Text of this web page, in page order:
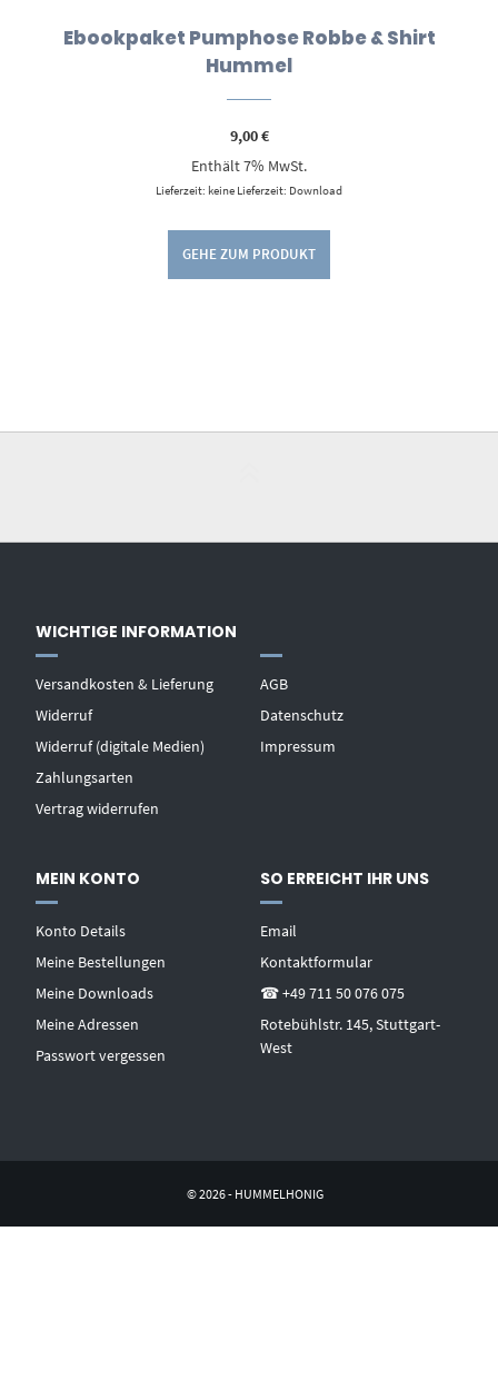
Ebookpaket Pumphose Robbe & Shirt
Hummel
9,00€
Enthält 7% MwSt.
Lieferzeit: keine Lieferzeit: Download
GEHE ZUM PRODUKT
WICHTIGE INFORMATION
Versandkosten & Lieferung
Widerruf
Widerruf (digitale Medien)
Zahlungsarten
Vertrag widerrufen
AGB
Datenschutz
Impressum
MEIN KONTO
Konto Details
Meine Bestellungen
Meine Downloads
Meine Adressen
Passwort vergessen
SO ERREICHT IHR UNS
Email
Kontaktformular
☎ +49 711 50 076 075
Rotebühlstr. 145, Stuttgart-
West
© 2026 - HUMMELHONIG